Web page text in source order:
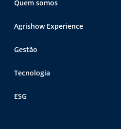
Quem somos
Agrishow Experience
Gestão
Tecnologia
ESG